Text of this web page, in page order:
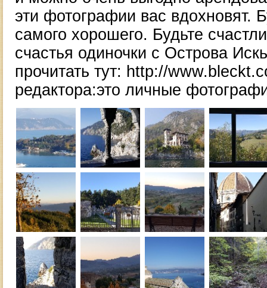
эти фотографии вас
самого хорошего. Будьте
счастья одиночки с Острова
прочитать тут: http://
редактора:это личные